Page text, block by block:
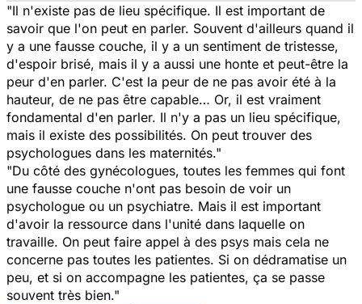
"Il n'existe pas de lieu spécifique. Il est important de
savoir que l'on peut en parler. Souvent d'ailleurs quand il
y a une fausse couche, il y a un sentiment de tristesse,
d'espoir brisé, mais il y a aussi une honte et peut-être la
peur d'en parler. C'est la peur de ne pas avoir été à la
hauteur, de ne pas être capable… Or, il est vraiment
fondamental d'en parler. Il n'y a pas un lieu spécifique,
mais il existe des possibilités. On peut trouver des
psychologues dans les maternités."
"Du côté des gynécologues, toutes les femmes qui font
une fausse couche n'ont pas besoin de voir un
psychologue ou un psychiatre. Mais il est important
d'avoir la ressource dans l'unité dans laquelle on
travaille. On peut faire appel à des psys mais cela ne
concerne pas toutes les patientes. Si on dédramatise un
peu, et si on accompagne les patientes, ça se passe
souvent très bien."